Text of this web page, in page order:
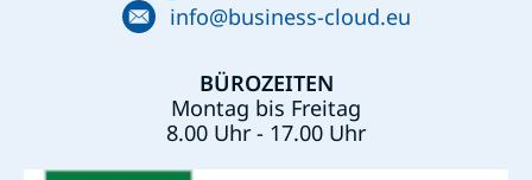
info@business-cloud.eu
BÜROZEITEN
Montag bis Freitag
8.00 Uhr - 17.00 Uhr